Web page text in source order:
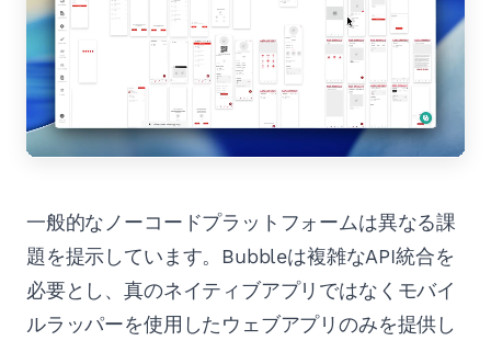
一般的なノーコードプラットフォームは異なる課
題を提示しています。Bubbleは複雑なAPI統合を
必要とし、真のネイティブアプリではなくモバイ
ルラッパーを使用したウェブアプリのみを提供し